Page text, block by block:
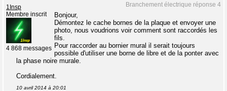
Branchement électrique réponse 4
1Insp
Membre inscrit
4 868 messages
Bonjour,
Démontez le cache bornes de la plaque et envoyer une
photo, nous voudrions voir comment sont raccordés les
fils.
Pour raccorder au bornier mural il serait toujours
possible d'utiliser une borne de libre et de la ponter avec
la phase noire murale.
Cordialement.
10 avril 2014 à 20:01